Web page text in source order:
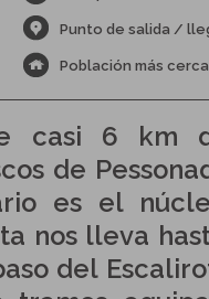
Punto de salida /
Población más
casi 6 km
de
es el
nos lleva
del